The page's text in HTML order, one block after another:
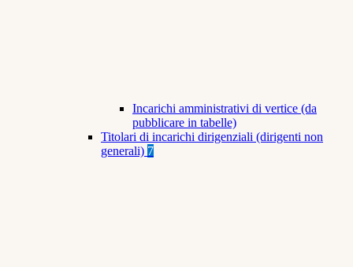
Incarichi amministrativi di vertice (da
pubblicare in tabelle)
Titolari di incarichi dirigenziali (dirigenti non
generali) 7